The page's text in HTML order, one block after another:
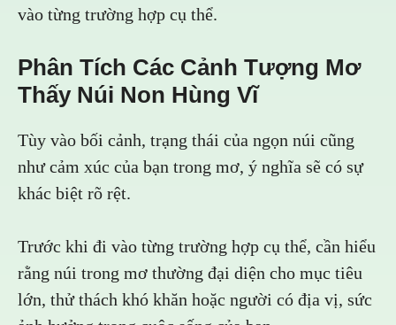
vào từng trường hợp cụ thể.
Phân Tích Các Cảnh Tượng Mơ
Thấy Núi Non Hùng Vĩ
Tùy vào bối cảnh, trạng thái của ngọn núi cũng
như cảm xúc của bạn trong mơ, ý nghĩa sẽ có sự
khác biệt rõ rệt.
Trước khi đi vào từng trường hợp cụ thể, cần hiểu
rằng núi trong mơ thường đại diện cho mục tiêu
lớn, thử thách khó khăn hoặc người có địa vị, sức